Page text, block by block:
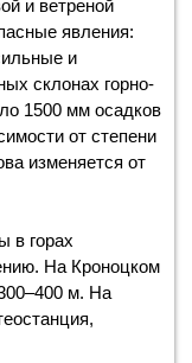
и ветреной
явления:
и
склонах горно-
1500 мм осадков
от степени
изменяется от
в горах
На Кроноцком
м. На